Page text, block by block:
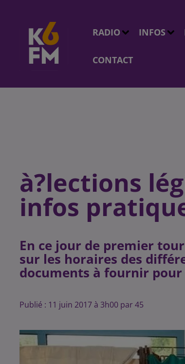
RADIO INFOS
CONTACT
à?lections
infos
En ce jour de premier
sur les horaires des
Publié : 11 juin 2017 à 3h00 par 45